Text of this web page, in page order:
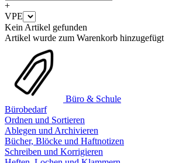
+
VPE
Kein Artikel gefunden
Artikel wurde zum Warenkorb hinzugefügt
Büro & Schule
Bürobedarf
Ordnen und Sortieren
Ablegen und Archivieren
Bücher, Blöcke und Haftnotizen
Schreiben und Korrigieren